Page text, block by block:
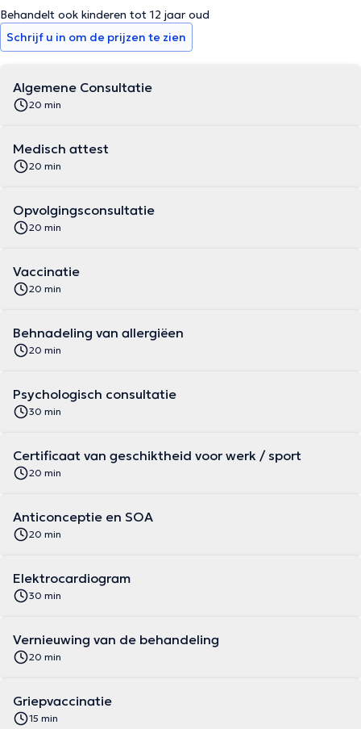
Behandelt ook kinderen tot 12 jaar oud
Schrijf u in om de prijzen te zien
Algemene Consultatie
20 min
Medisch attest
20 min
Opvolgingsconsultatie
20 min
Vaccinatie
20 min
Behnadeling van allergiëen
20 min
Psychologisch consultatie
30 min
Certificaat van geschiktheid voor werk / sport
20 min
Anticonceptie en SOA
20 min
Elektrocardiogram
30 min
Vernieuwing van de behandeling
20 min
Griepvaccinatie
15 min